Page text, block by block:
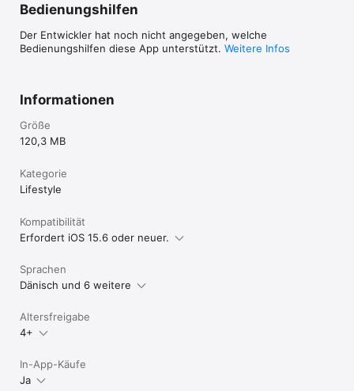
Bedienungshilfen
Der Entwickler hat noch nicht angegeben, welche
Bedienungshilfen diese App unterstützt. Weitere Infos
Informationen
Größe
120,3 MB
Kategorie
Lifestyle
Kompatibilität
Erfordert iOS 15.6 oder neuer.
Sprachen
Dänisch und 6 weitere
Altersfreigabe
4+
In-App-Käufe
Ja